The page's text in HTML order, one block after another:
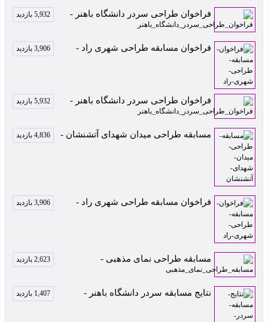
فراخوان طراحی سردر دانشگاه باهنر - 5,932 بازدید
فراخوان مسابقه طراحی شهری راد - 3,906 بازدید
فراخوان طراحی سردر دانشگاه باهنر - 5,932 بازدید
مسابقه طراحی میدان شهدای آتشنشان - 4,836 بازدید
فراخوان مسابقه طراحی شهری راد - 3,906 بازدید
مسابقه طراحی نمای مذهبی - 2,623 بازدید
نتایج مسابقه سردر دانشگاه باهنر - 1,407 بازدید